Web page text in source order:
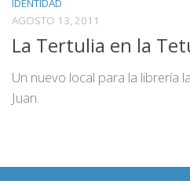
IDENTIDAD
AGOSTO 13, 2011
La Tertulia en la
Un nuevo local para la librería
Juan.